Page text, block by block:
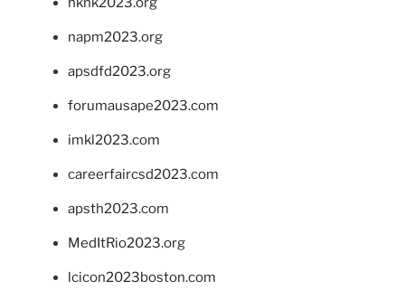
napm2023.org
apsdfd2023.org
forumausape2023.com
imkl2023.com
careerfaircsd2023.com
apsth2023.com
MedItRio2023.org
lcicon2023boston.com